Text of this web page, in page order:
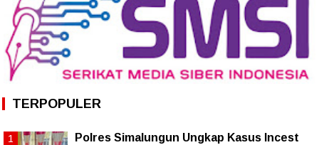
TERPOPULER
Polres Simalungun Ungkap Kasus Incest